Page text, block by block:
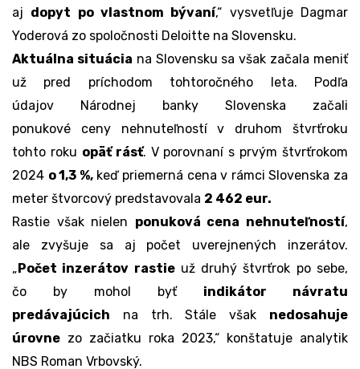
aj dopyt po vlastnom bývaní,“ vysvetľuje Dagmar
Yoderová zo spoločnosti Deloitte na Slovensku.
Aktuálna situácia na Slovensku sa však začala meniť
už pred príchodom tohtoročného leta. Podľa
údajov Národnej banky Slovenska začali
ponukové ceny nehnuteľnostív druhom štvrťroku
tohto roku opäť rásť. V porovnaní s prvým štvrťrokom
2024 o 1,3 %,keď priemerná cena v rámci Slovenska za
meter štvorcový predstavovala 2 462 eur.
Rastie však nielen ponuková cena nehnuteľností,
ale zvyšuje sa aj počet uverejnených inzerátov.
„Počet inzerátov rastieuž druhý štvrťrok po sebe,
čo by mohol byť indikátor návratu
predávajúcich na trh. Stále však nedosahuje
úrovne zo začiatku roka 2023,“ konštatuje analytik
NBS Roman Vrbovský.